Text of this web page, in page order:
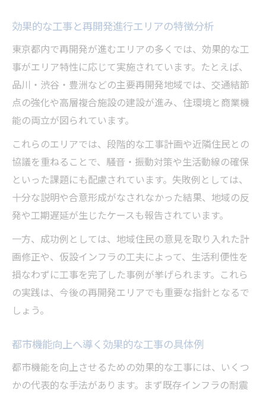
中東情勢を踏まえた今後の都市戦略の方向
都庁発最新情報から読み解く都市計画の未
来
効果的な工事と再開発進行エリアの特徴分析
東京都内で再開発が進むエリアの多くでは、効果的な工
事がエリア特性に応じて実施されています。たとえば、
品川・渋谷・豊洲などの主要再開発地域では、交通結節
点の強化や高層複合施設の建設が進み、住環境と商業機
能の両立が図られています。
これらのエリアでは、段階的な工事計画や近隣住民との
協議を重ねることで、騒音・振動対策や生活動線の確保
といった課題にも配慮されています。失敗例としては、
十分な説明や合意形成がなされなかった結果、地域の反
発や工期遅延が生じたケースも報告されています。
一方、成功例としては、地域住民の意見を取り入れた計
画修正や、仮設インフラの工夫によって、生活利便性を
損なわずに工事を完了した事例が挙げられます。これら
の実践は、今後の再開発エリアでも重要な指針となるで
しょう。
都市機能向上へ導く効果的な工事の具体例
都市機能を向上させるための効果的な工事には、いくつ
かの代表的な手法があります。まず既存インフラの耐震